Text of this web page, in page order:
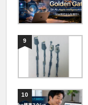
9
10